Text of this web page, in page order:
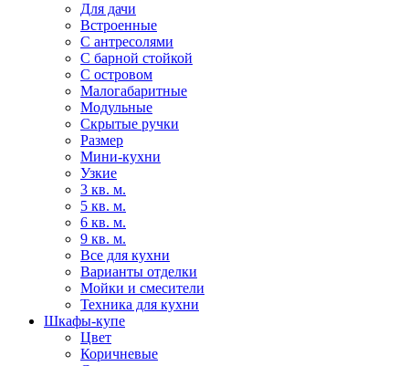
Для дачи
Встроенные
С антресолями
С барной стойкой
С островом
Малогабаритные
Модульные
Скрытые ручки
Размер
Мини-кухни
Узкие
3 кв. м.
5 кв. м.
6 кв. м.
9 кв. м.
Все для кухни
Варианты отделки
Мойки и смесители
Техника для кухни
Шкафы-купе
Цвет
Коричневые